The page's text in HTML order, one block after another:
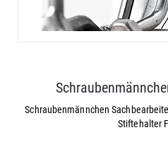
Schraubenmännchen
Stiftehalter